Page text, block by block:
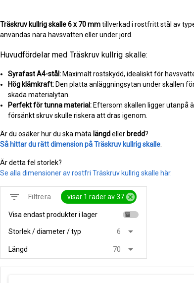
Träskruv kullrig skalle6 x 70 mmtillverkad i rostfritt stål av
användas nära havsvatten eller under jord.
Huvudfördelar med Träskruv kullrig skalle:
Syrafast A4-stål: Maximalt rostskydd, idealiskt för
Hög klämkraft: Den platta anläggningsytan under skallen
skada materialytan.
Perfekt för tunna material: Eftersom skallen ligger utanpå
försänkt skruv skulle riskera att dras igenom.
Är du osäker hur du ska mäta längdeller bredd?
Så hittar du rätt dimension på Träskruv kullrig skalle
Är detta fel storlek?
Se alla dimensioner av rostfri Träskruv kullrig skalle här.
filter_list Filtrera visar 1 rader av 37 cancel
Visa endast produkter i lager inventory
Storlek / diameter / typ 6 arrow_drop_down
Längd 70 arrow_drop_down